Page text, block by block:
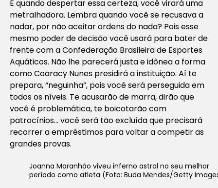
E quando despertar essa certeza, você virará uma
metralhadora. Lembra quando você se recusava a
nadar, por não aceitar ordens do nada? Pois esse
mesmo poder de decisão você usará para bater de
frente com a Confederação Brasileira de Esportes
Aquáticos. Não lhe parecerá justa e idônea a forma
como Coaracy Nunes presidirá a instituição. Aí te
prepara, “neguinha”, pois você será perseguida em
todos os níveis. Te acusarão de marra, dirão que
você é problemática, te boicotarão com
patrocínios… você será tão excluída que precisará
recorrer a empréstimos para voltar a competir as
grandes provas.
Joanna Maranhão viveu inferno astral no seu melhor
período como atleta (Foto: Buda Mendes/Getty